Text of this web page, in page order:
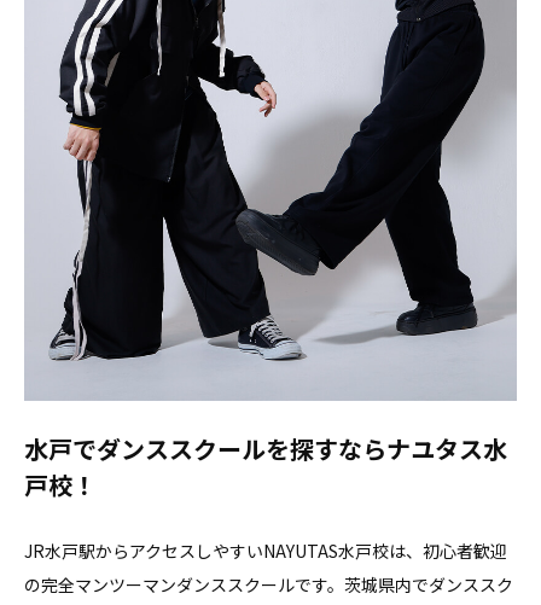
水戸でダンススクールを探すならナユタス水
戸校！
JR水戸駅からアクセスしやすいNAYUTAS水戸校は、初心者歓迎
の完全マンツーマンダンススクールです。茨城県内でダンススク